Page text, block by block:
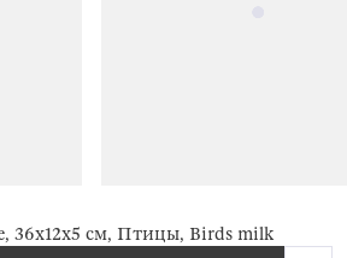
36х12x5 см, Птицы, Birds milk